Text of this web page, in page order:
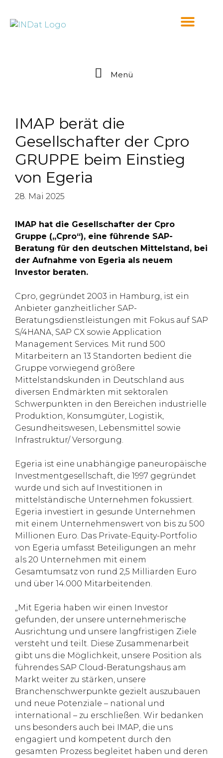
Menü
IMAP berät die
Gesellschafter der Cpro
GRUPPE beim Einstieg
von Egeria
28. Mai 2025
IMAP hat die Gesellschafter der Cpro
Gruppe („Cpro“), eine führende SAP-
Beratung für den deutschen Mittelstand, bei
der Aufnahme von Egeria als neuem
Investor beraten.
Cpro, gegründet 2003 in Hamburg, ist ein
Anbieter ganzheitlicher SAP-
Beratungsdienstleistungen mit Fokus auf SAP
S/4HANA, SAP CX sowie Application
Management Services. Mit rund 500
Mitarbeitern an 13 Standorten bedient die
Gruppe vorwiegend größere
Mittelstandskunden in Deutschland aus
diversen Endmärkten mit sektoralen
Schwerpunkten in den Bereichen industrielle
Produktion, Konsumgüter, Logistik,
Gesundheitswesen, Lebensmittel sowie
Infrastruktur/ Versorgung.
Egeria ist eine unabhängige paneuropäische
Investmentgesellschaft, die 1997 gegründet
wurde und sich auf Investitionen in
mittelständische Unternehmen fokussiert.
Egeria investiert in gesunde Unternehmen
mit einem Unternehmenswert von bis zu 500
Millionen Euro. Das Private-Equity-Portfolio
von Egeria umfasst Beteiligungen an mehr
als 20 Unternehmen mit einem
Gesamtumsatz von rund 2,5 Milliarden Euro
und über 14.000 Mitarbeitenden.
„Mit Egeria haben wir einen Investor
gefunden, der unsere unternehmerische
Ausrichtung und unsere langfristigen Ziele
versteht und teilt. Diese Zusammenarbeit
gibt uns die Möglichkeit, unsere Position als
führendes SAP Cloud-Beratungshaus am
Markt weiter zu stärken, unsere
Branchenschwerpunkte gezielt auszubauen
und neue Potenziale – national und
international – zu erschließen. Wir bedanken
uns besonders auch bei IMAP, die uns
engagiert und kompetent durch den
gesamten Prozess begleitet haben und deren